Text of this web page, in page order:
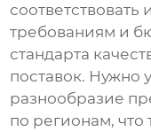
требованиям и
стандарта
поставок. Нужно
разнообразие
по регионам, что